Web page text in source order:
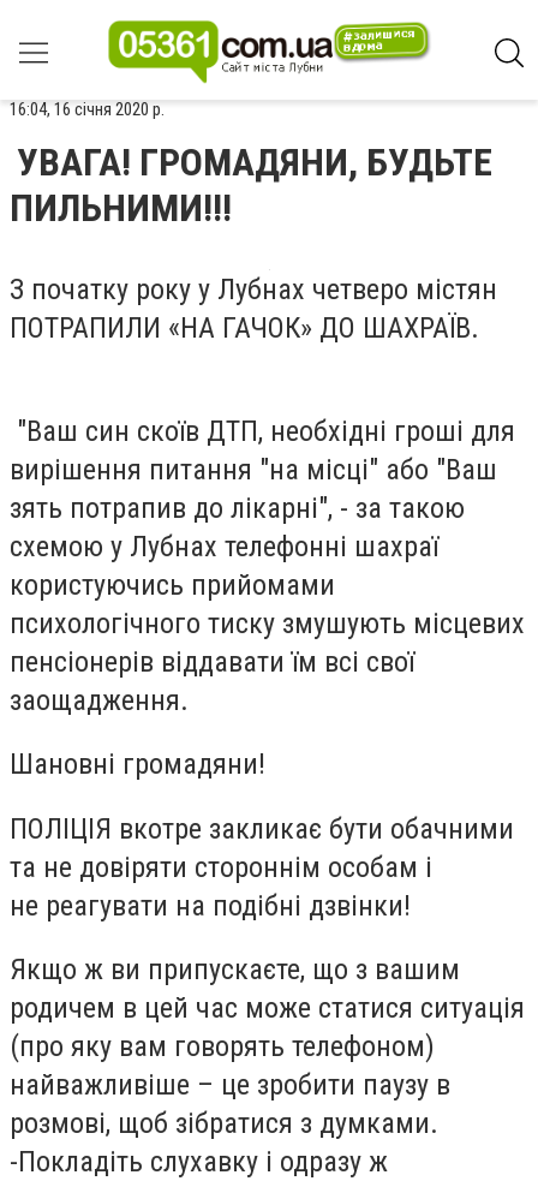
16:04, 16 січня 2020 р.
УВАГА! ГРОМАДЯНИ, БУДЬТЕ
ПИЛЬНИМИ!!!
З початку року у Лубнах четверо містян
ПОТРАПИЛИ «НА ГАЧОК» ДО ШАХРАЇВ.
"Ваш син скоїв ДТП, необхідні гроші для
вирішення питання "на місці" або "Ваш
зять потрапив до лікарні", - за такою
схемою у Лубнах телефонні шахраї
користуючись прийомами
психологічного тиску змушують місцевих
пенсіонерів віддавати їм всі свої
заощадження.
Шановні громадяни!
ПОЛІЦІЯ вкотре закликає бути обачними
та не довіряти стороннім особам і
не реагувати на подібні дзвінки!
Якщо ж ви припускаєте, що з вашим
родичем в цей час може статися ситуація
(про яку вам говорять телефоном)
найважливіше – це зробити паузу в
розмові, щоб зібратися з думками.
-Покладіть слухавку і одразу ж